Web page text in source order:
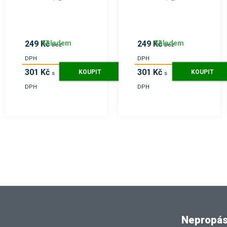
249 Kčbez
DPH
301 Kč s
DPH
Skladem
KOUPIT
249 Kčbez
DPH
301 Kč s
DPH
Skladem
KOUPIT